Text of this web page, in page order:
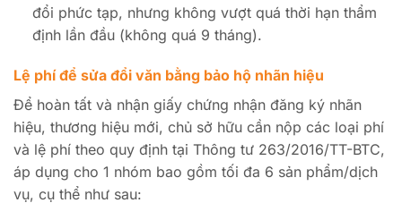
đổi phức tạp, nhưng không vượt quá thời hạn thẩm
định lần đầu (không quá 9 tháng).
Lệ phí để sửa đổi văn bằng bảo hộ nhãn hiệu
Để hoàn tất và nhận giấy chứng nhận đăng ký nhãn
hiệu, thương hiệu mới, chủ sở hữu cần nộp các loại phí
và lệ phí theo quy định tại Thông tư 263/2016/TT-BTC,
áp dụng cho 1 nhóm bao gồm tối đa 6 sản phẩm/dịch
vụ, cụ thể như sau: